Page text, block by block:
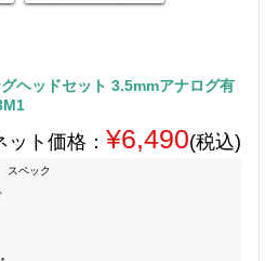
ヘッドセット 3.5mmアナログ有
ット価格： ¥6,490(税込)
スペック